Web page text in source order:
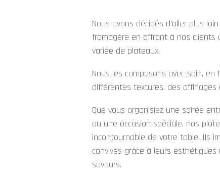
Nous avons décidés d'aller plus
fromagère en offrant à nos clients
variée de plateaux.
Nous les composons avec soin,
différentes textures, des
Que vous organisiez une soirée
ou une occasion spéciale, nos
incontournable de votre table. Ils
convives grâce à leurs
saveurs.